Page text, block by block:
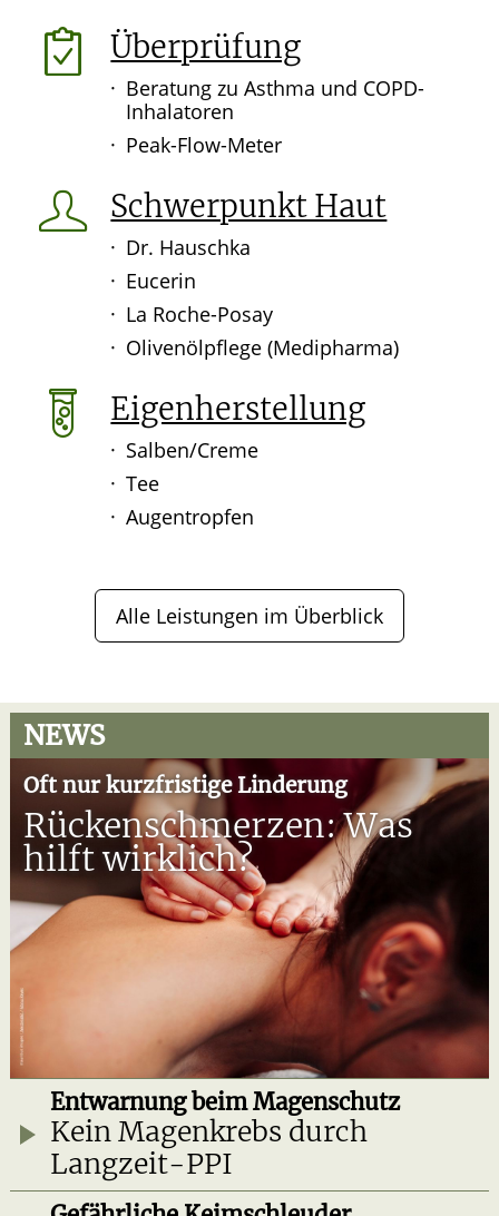
Überprüfung
Beratung zu Asthma und COPD-
Inhalatoren
Peak-Flow-Meter
Schwerpunkt Haut
Dr. Hauschka
Eucerin
La Roche-Posay
Olivenölpflege (Medipharma)
Eigenherstellung
Salben/Creme
Tee
Augentropfen
Alle Leistungen im Überblick
NEWS
Oft nur kurzfristige Linderung
Rückenschmerzen: Was
hilft wirklich?
Entwarnung beim Magenschutz
Kein Magenkrebs durch
Langzeit-PPI